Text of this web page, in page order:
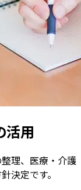
活用
理、医療・介護
決定です。